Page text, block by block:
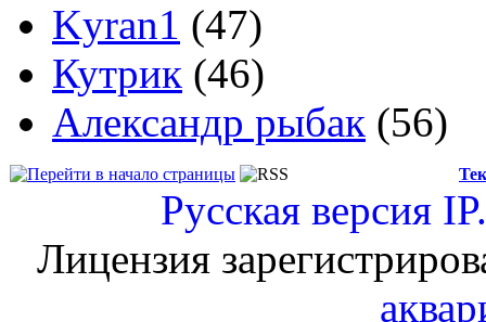
Kyran1 (47)
Кутрик (46)
Александр рыбак (56)
Русская версия
Лицензия